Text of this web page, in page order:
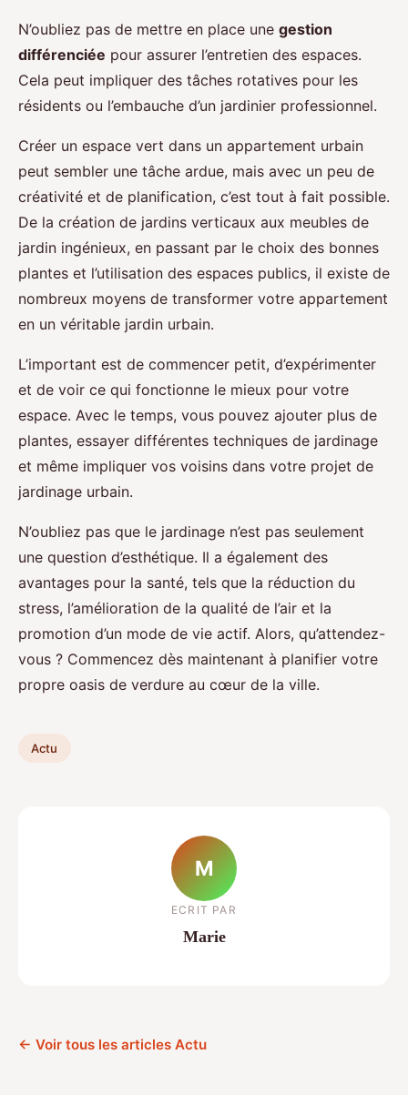
N’oubliez pas de mettre en place une gestion
différenciée pour assurer l’entretien des espaces.
Cela peut impliquer des tâches rotatives pour les
résidents ou l’embauche d’un jardinier professionnel.
Créer un espace vert dans un appartement urbain
peut sembler une tâche ardue, mais avec un peu de
créativité et de planification, c’est tout à fait possible.
De la création de jardins verticaux aux meubles de
jardin ingénieux, en passant par le choix des bonnes
plantes et l’utilisation des espaces publics, il existe de
nombreux moyens de transformer votre appartement
en un véritable jardin urbain.
L’important est de commencer petit, d’expérimenter
et de voir ce qui fonctionne le mieux pour votre
espace. Avec le temps, vous pouvez ajouter plus de
plantes, essayer différentes techniques de jardinage
et même impliquer vos voisins dans votre projet de
jardinage urbain.
N’oubliez pas que le jardinage n’est pas seulement
une question d’esthétique. Il a également des
avantages pour la santé, tels que la réduction du
stress, l’amélioration de la qualité de l’air et la
promotion d’un mode de vie actif. Alors, qu’attendez-
vous ? Commencez dès maintenant à planifier votre
propre oasis de verdure au cœur de la ville.
Actu
M
ECRIT PAR
Marie
← Voir tous les articles Actu